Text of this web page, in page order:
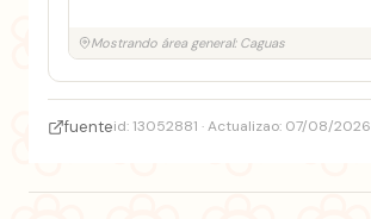
Mostrando área general: Caguas
fuenteid: 13052881 · Actualizao: 07/08/2026